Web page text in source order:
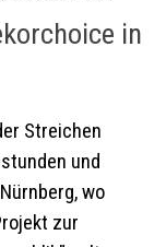
in
Streichen
und
wo
zur